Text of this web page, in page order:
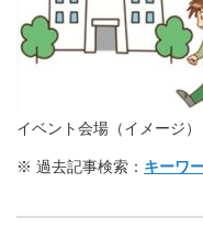
イベント会場（イメージ）
※ 過去記事検索： キーワ